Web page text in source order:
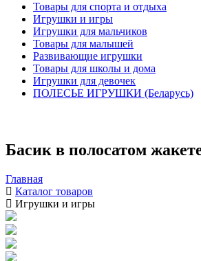
Товары для спорта и отдыха
Игрушки и игры
Игрушки для мальчиков
Товары для малышей
Развивающие игрушки
Товары для школы и дома
Игрушки для девочек
ПОЛЕСЬЕ ИГРУШКИ (Беларусь)
Басик в полосатом
Главная
Каталог товаров
Игрушки и игры